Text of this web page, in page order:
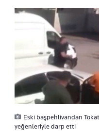
Eski başpehlivandan
yeğenleriyle darp etti